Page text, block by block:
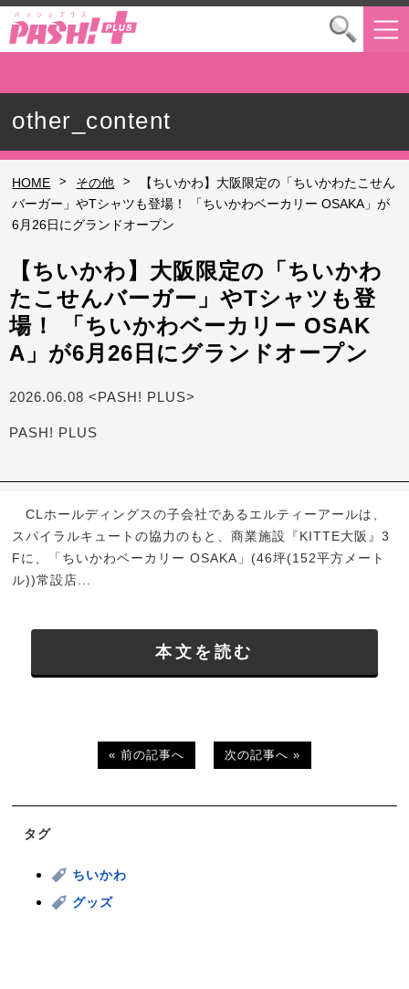
other_content
HOME > その他 >
【ちいかわ】大阪限定の「ちいかわたこせん
バーガー」やTシャツも登場！ 「ちいかわベーカリー OSAKA」が
6月26日にグランドオープン
【ちいかわ】大阪限定の「ちいかわ
たこせんバーガー」やTシャツも登
場！ 「ちいかわベーカリー OSAK
A」が6月26日にグランドオープン
2026.06.08 <PASH! PLUS>
PASH! PLUS
CLホールディングスの子会社であるエルティーアールは、
スパイラルキュートの協力のもと、商業施設『KITTE大阪』3
Fに、「ちいかわベーカリー OSAKA」(46坪(152平方メート
ル))常設店...
本文を読む
« 前の記事へ 次の記事へ »
タグ
ちいかわ
グッズ